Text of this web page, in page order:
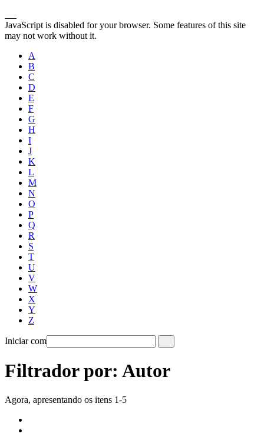
JavaScript is disabled for your browser. Some features of this site
may not work without it.
A
B
C
D
E
F
G
H
I
J
K
L
M
N
O
P
Q
R
S
T
U
V
W
X
Y
Z
Iniciar com
Filtrador por: Autor
Agora, apresentando os itens 1-5